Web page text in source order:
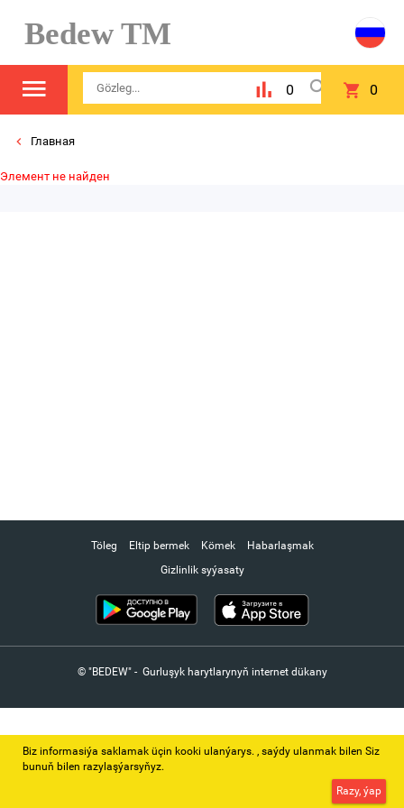
Bedew TM
0 0
Главная
Элемент не найден
Töleg Eltip bermek Kömek
Habarlaşmak
Gizlinlik syýasaty
© "BEDEW" - Gurluşyk harytlarynyň internet dükany
Biz informasiýa saklamak üçin kooki ulanýarys. ‚ saýdy ulanmak bilen Siz
bunuň bilen razylaşýarsyňyz.
Razy, ýap